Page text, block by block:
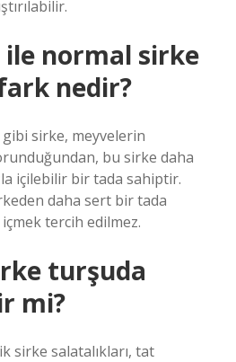
ile normal sirke
nedir?
sirke, meyvelerin
bu sirke daha
içilebilir bir tada sahiptir.
daha sert bir tada
tercih edilmez.
turşuda
mi?
sirke salatalıkları, tat